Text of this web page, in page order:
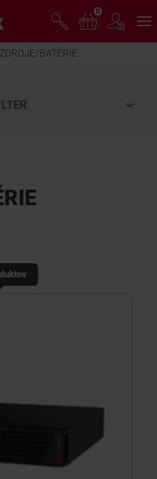
0
BATÉRIE